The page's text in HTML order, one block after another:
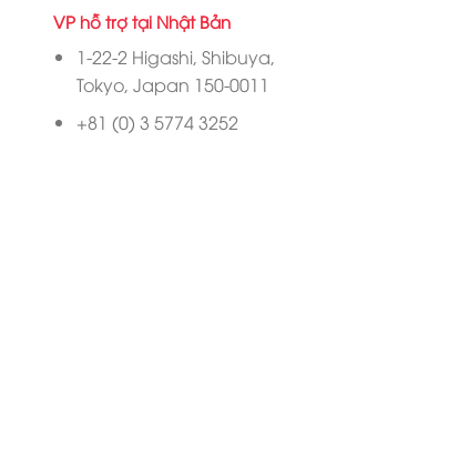
VP hỗ trợ tại Nhật Bản
1-22-2 Higashi, Shibuya,
Tokyo, Japan 150-0011
+81 (0) 3 5774 3252